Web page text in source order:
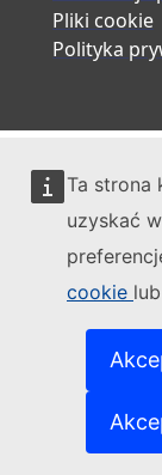
Ta strona
uzyskać
cookie
Pliki cookie
Polityka